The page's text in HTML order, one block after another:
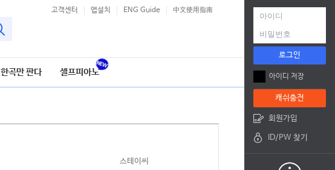
고객센터 앱설치 ENG Guide 中文使用指南
한곡만 판다 셀프피아노
스테이씨
로그인
아이디 저장
캐쉬충전
회원가입
ID/PW 찾기